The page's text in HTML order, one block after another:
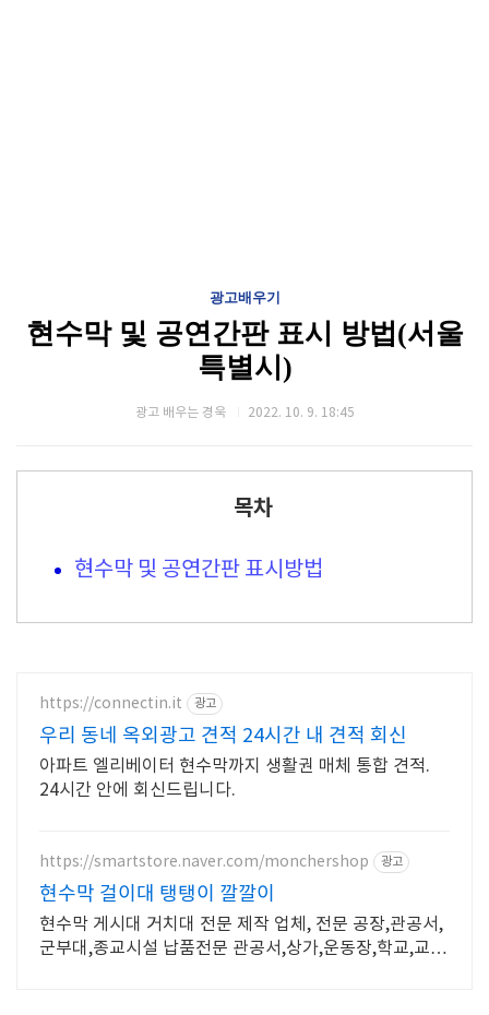
광고배우기
현수막 및 공연간판 표시 방법(서울
특별시)
광고 배우는 경욱 2022. 10. 9. 18:45
목차
현수막 및 공연간판 표시방법
https://connectin.it 광고
우리 동네 옥외광고 견적 24시간 내 견적 회신
아파트 엘리베이터 현수막까지 생활권 매체 통합 견적.
24시간 안에 회신드립니다.
https://smartstore.naver.com/monchershop 광고
현수막 걸이대 탱탱이 깔깔이
현수막 게시대 거치대 전문 제작 업체, 전문 공장,관공서,
군부대,종교시설 납품전문 관공서,상가,운동장,학교,교